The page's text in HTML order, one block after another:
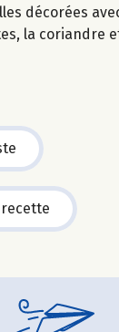
décorées
la coriandre